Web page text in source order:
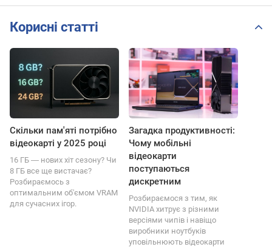
Корисні статті
Скільки пам'яті потрібно
відеокарті у 2025 році
16 ГБ ― нових хіт сезону? Чи
8 ГБ все ще вистачає?
Розбираємось з
оптимальним об'ємом VRAM
для сучасних ігор.
Загадка продуктивності:
Чому мобільні
відеокарти
поступаються
дискретним
Розбираємося з тим, як
NVIDIA хитрує з різними
версіями чипів і навіщо
виробники ноутбуків
уповільнюють відеокарти